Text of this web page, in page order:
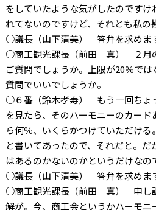
をしていたような気がしたのです
れてないのですけど、それとも私の
○議長（山下清美） 答弁を求めま
○商工観光課長（前田 真） ２月
ご質問でしょうか。上限が20％では
質問でいいでしょうか。
○６番（鈴木孝寿） もう一回ちょ
を見たら、そのハーモニーのカー
ら何％、いくらかつけていただける
と書いてあったので、それだと。
はあるのかないのかというだけなの
○議長（山下清美） 答弁を求めま
○商工観光課長（前田 真） 申し
解が。今、商工会というかハーモニ